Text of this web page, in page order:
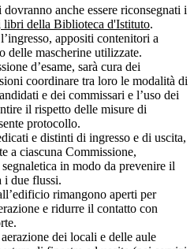
anche essere riconsegnati i
libri della Biblioteca d'Istituto.
appositi contenitori a
delle mascherine utilizzate.
d’esame, sarà cura dei
coordinare tra loro le modalità di
e dei commissari e l’uso dei
il rispetto delle misure di
protocollo.
e distinti di ingresso e di uscita,
a ciascuna Commissione,
in modo da prevenire il
i due flussi.
rimangono aperti per
e ridurre il contatto con
dei locali e delle aule